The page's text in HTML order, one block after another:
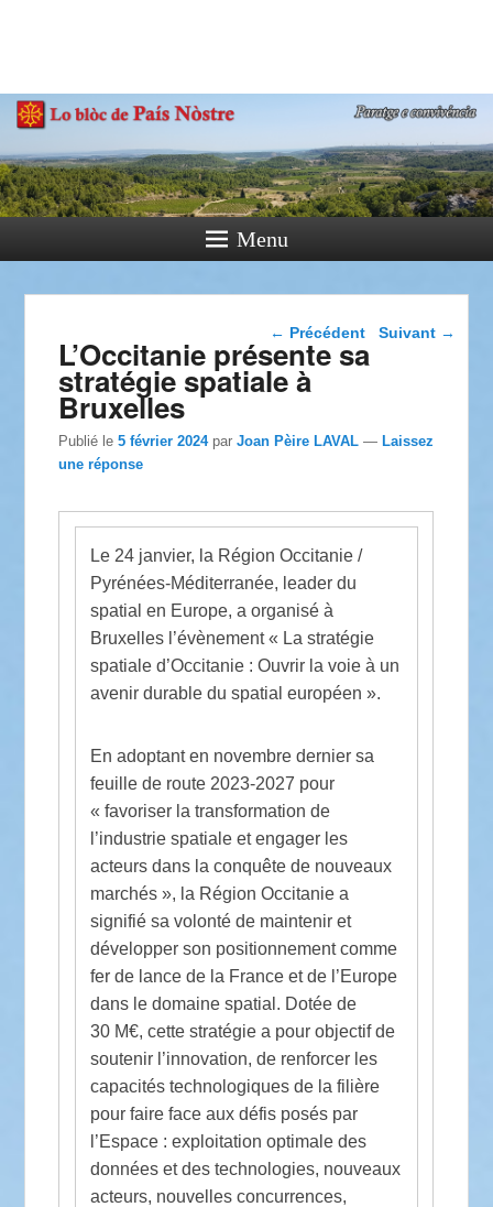
Paratge e Convivència
Menu
Navigation dans les
← Précédent Suivant →
L’Occitanie présente sa
stratégie spatiale à
Bruxelles
Publié le5 février 2024 parJoan Pèire LAVAL —Laissez
une réponse
Le 24 janvier, la Région Occitanie /
Pyrénées-Méditerranée, leader du
spatial en Europe, a organisé à
Bruxelles l’évènement « La stratégie
spatiale d’Occitanie : Ouvrir la voie à un
avenir durable du spatial européen ».
En adoptant en novembre dernier sa
feuille de route 2023-2027 pour
« favoriser la transformation de
l’industrie spatiale et engager les
acteurs dans la conquête de nouveaux
marchés », la Région Occitanie a
signifié sa volonté de maintenir et
développer son positionnement comme
fer de lance de la France et de l’Europe
dans le domaine spatial. Dotée de
30 M€, cette stratégie a pour objectif de
soutenir l’innovation, de renforcer les
capacités technologiques de la filière
pour faire face aux défis posés par
l’Espace : exploitation optimale des
données et des technologies, nouveaux
acteurs, nouvelles concurrences,